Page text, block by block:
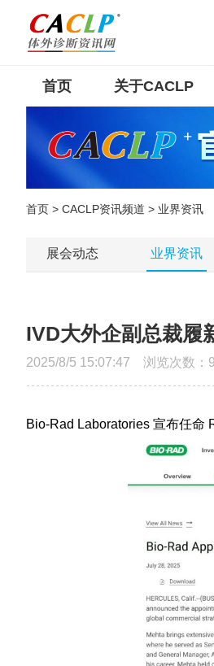
首页 关于CACLP
首页 > CACLP资讯频道 > 业界资讯
展会动态 业界资讯
IVD大外企副总裁履
2025/8/5 15:07:47 浏览次数：
Bio-Rad Laboratories 宣布任命